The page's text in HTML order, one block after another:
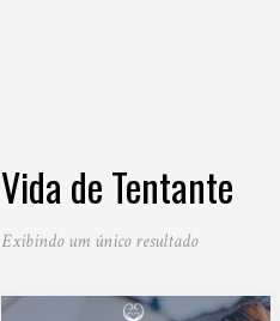
Vida de Tentante
Exibindo um único resultado